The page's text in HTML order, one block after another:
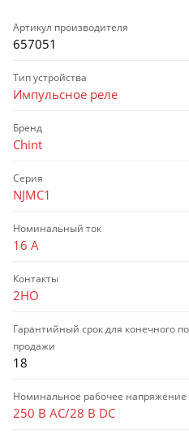
Артикул производителя
657051
Тип устройства
Импульсное реле
Бренд
Chint
Серия
NJMC1
Номинальный ток
16 А
Контакты
2НО
Гарантийный срок для конечного
продажи
18
Номинальное рабочее напряжение
250 В AC/28 В DC